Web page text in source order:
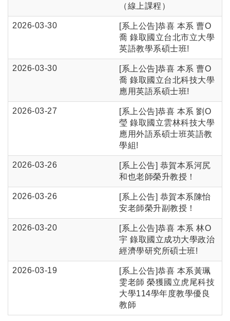
（線上課程）
2026-03-30
[系上公告]恭喜 本系 曹O
喬 錄取國立台北市立大學
英語教學系碩士班!
2026-03-30
[系上公告]恭喜 本系 曹O
喬 錄取國立台北科技大學
應用英語系碩士班!
2026-03-27
[系上公告]恭喜 本系 劉O
瑩 錄取國立雲林科技大學
應用外語系碩士班英語教
學組!
2026-03-26
[系上公告] 恭賀本系河尻
和也老師榮升教授！
2026-03-26
[系上公告] 恭賀本系陳怡
安老師榮升副教授！
2026-03-20
[系上公告]恭喜 本系 林O
宇 錄取國立成功大學政治
經濟學研究所碩士班!
2026-03-19
[系上公告]恭喜 本系黃珮
雯老師 榮獲國立虎尾科技
大學114學年度教學優良
教師